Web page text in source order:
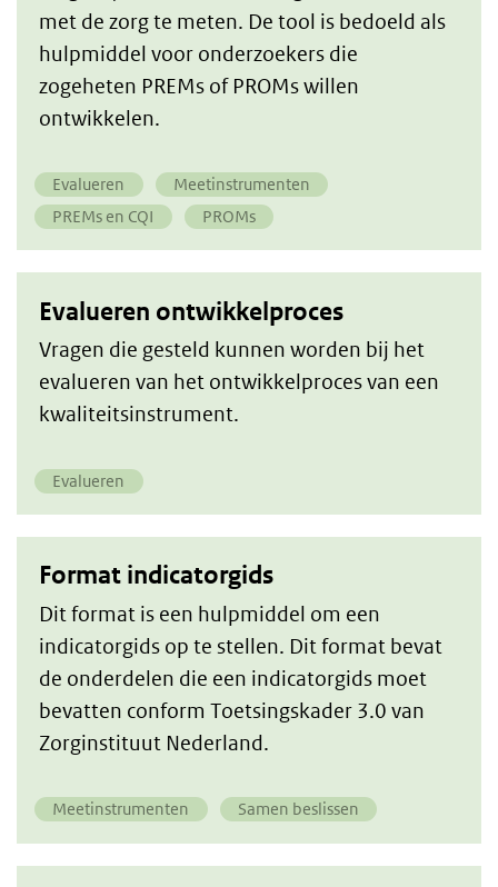
met de zorg te meten. De tool is bedoeld als
hulpmiddel voor onderzoekers die
zogeheten PREMs of PROMs willen
ontwikkelen.
Evalueren
Meetinstrumenten
PREMs en CQI
PROMs
Evalueren ontwikkelproces
Vragen die gesteld kunnen worden bij het
evalueren van het ontwikkelproces van een
kwaliteitsinstrument.
Evalueren
Format indicatorgids
Dit format is een hulpmiddel om een
indicatorgids op te stellen. Dit format bevat
de onderdelen die een indicatorgids moet
bevatten conform Toetsingskader 3.0 van
Zorginstituut Nederland.
Meetinstrumenten Samen beslissen